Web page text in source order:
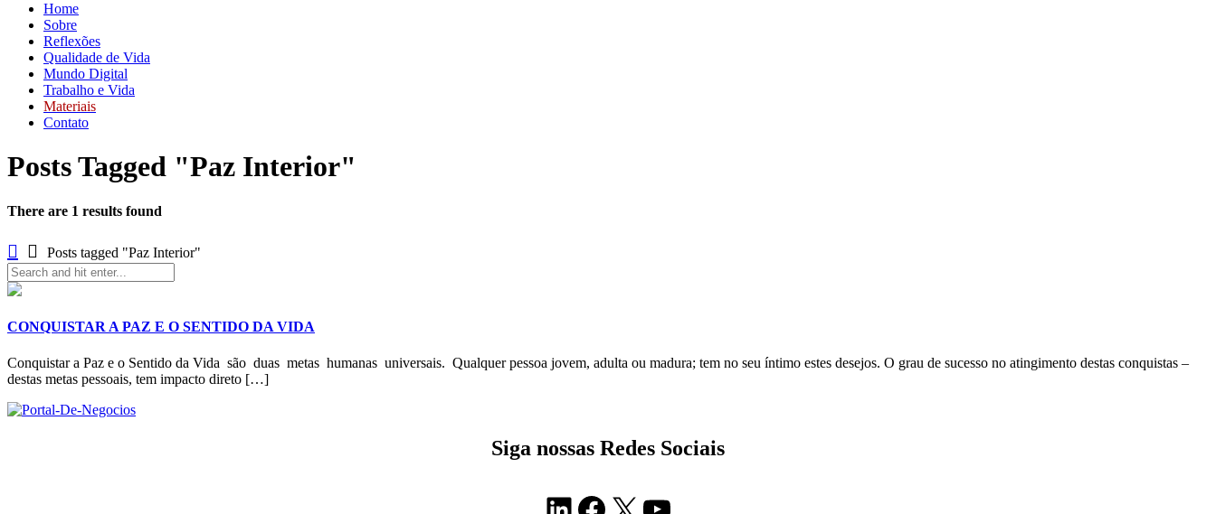
Home
Sobre
Reflexões
Qualidade de Vida
Mundo Digital
Trabalho e Vida
Materiais
Contato
Posts Tagged "Paz Interior"
There are 1 results found
Posts tagged "Paz Interior"
CONQUISTAR A PAZ E O SENTIDO DA VIDA
Conquistar a Paz e o Sentido da Vida são duas metas humanas universais. Qualquer pessoa jovem, adulta ou madura; tem no seu íntimo estes desejos. O grau de sucesso no atingimento destas conquistas –
destas metas pessoais, tem impacto direto […]
Siga nossas Redes Sociais